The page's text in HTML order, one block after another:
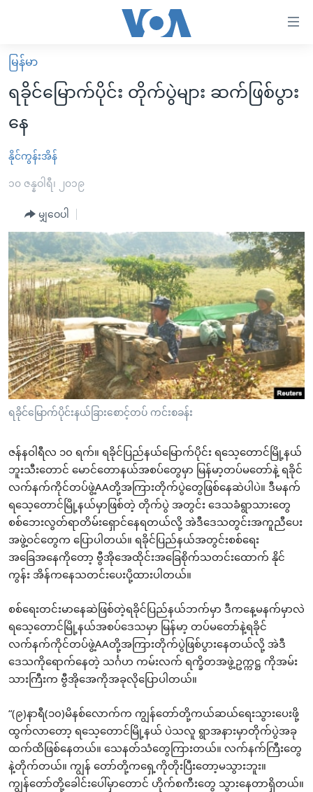
လွယ်ကူ
စေ
Link
များ
ပင်မ
ကျော်
ကြည့်
ရန်
ပင်မ
အ
ညွန်း
စာမျက်နှာ
သို့
ကျော်
ကြည့်
ရှာဖွေ
ရန်
နေရာ
သို့
ကျော်
ရန်
မူလစာမျက်နှာ
မြန်မာ
ကမ္ဘာ့သတင်းများ
နိုင်ငံတကာ
အမေရိကန်
အစ္စရေး-ပါလက်စတိုင်း
ဗွီဒီယို
သတင်းလွတ်လပ်ခွင့်
အင်္ဂလိပ်စာလေ့လာမယ်
အမေရိကန်သုံးအီဒီယံ
မကြေးမုံရဲ့ အင်္ဂလိပ်စာ
ရုပ်ရှင်ထဲက အင်္ဂလိပ်စာ
သုတပဒေသာ အင်္ဂလိပ်စာ
အပတ်စဉ်ကဏ္ဍများ
ရေဒီယို
တီဗွီ
ရေဒီယိုနှင့်ရုပ်သံ အချက်အလက်များ
ရေဒီယို/တီဗွီအစီအစဉ်
Learning English
ဗွီအိုအေ လူမှုကွန်ယက်များ
မြန်မာ
ရခိုင်မြောက်ပိုင်း တိုက်ပွဲများ ဆက်ဖြစ်ပွား
နေ
နိုင်ကွန်းအိန်
၁၀ ဇန္နဝါရီ၊ ၂၀၁၉
မျှဝေပါ
ရခိုင်မြောက်ပိုင်းနယ်ခြားစောင့်တပ် ကင်းစခန်း
ဇန်နဝါရီလ ၁၀ ရက်။ ရခိုင်ပြည်နယ်မြောက်ပိုင်း ရသေ့တောင်မြို့နယ်
ဘူးသီးတောင် မောင်တောနယ်အစပ်တွေမှာ မြန်မာ့တပ်မတော်နဲ့ ရခိုင်
လက်နက်ကိုင်တပ်ဖွဲ့AAတို့အကြားတိုက်ပွဲတွေဖြစ်နေဆဲပါပဲ။ ဒီမနက်
ရသေ့တောင်မြို့နယ်မှာဖြစ်တဲ့ တိုက်ပွဲ အတွင်း ဒေသခံရွာသားတွေ
စစ်ဘေးလွတ်ရာတိမ်းရှောင်နေရတယ်လို့ အဲဒီဒေသတွင်းအကူညီပေး
အဖွဲ့ဝင်တွေက ပြောပါတယ်။ ရခိုင်ပြည်နယ်အတွင်းစစ်ရေး
အခြေအနေကိုတော့ ဗွီအိုအေထိုင်းအခြေစိုက်သတင်းထောက် နိုင်
ကွန်း အိန်ကနေသတင်းပေးပို့ထားပါတယ်။
စစ်ရေးတင်းမာနေဆဲဖြစ်တဲ့ရခိုင်ပြည်နယ်ဘက်မှာ ဒီကနေ့မနက်မှာလဲ
ရသေ့တောင်မြို့နယ်အစပ်ဒေသမှာ မြန်မာ့ တပ်မတော်နဲ့ရခိုင်
လက်နက်ကိုင်တပ်ဖွဲ့AAတို့အကြားတိုက်ပွဲဖြစ်ပွားနေတယ်လို့ အဲဒီ
ဒေသကိုရောက်နေတဲ့ သင်္ဂဟ ကမ်းလက် ရက္ခိတအဖွဲ့ဥက္ကဋ္ဌ ကိုအမ်း
သားကြီးက ဗွီအိုအေကိုအခုလိုပြောပါတယ်။
“(၉)နာရီ(၁၀)မိနစ်လောက်က ကျွန်တော်တို့ကယ်ဆယ်ရေးသွားပေးဖို့
ထွက်လာတော့ ရသေ့တောင်မြို့နယ် ပဲသလူ ရွာအနားမှာတိုက်ပွဲအခု
ထက်ထိဖြစ်နေတယ်။ သေနတ်သံတွေကြားတယ်။ လက်နက်ကြီးတွေ
နဲ့တိုက်တယ်။ ကျွန် တော်တို့ကရှေ့ကိုတိုးပြီးတော့မသွားဘူး။
ကျွန်တော်တို့ခေါင်းပေါ်မှာတောင် ဟိုက်စကီးတွေ သွားနေတာရှိတယ်။